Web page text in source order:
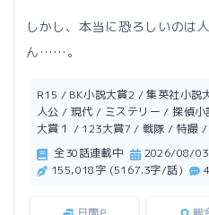
しかし、本当に恐ろしいのは
ん……。
R15 / BK小説大賞2 / 集英社小説
人公 / 現代 / ミステリー / 探偵
大賞１ / 123大賞7 / 戦隊 / 特撮 /
全30話連載中
2026/08/
155,018字 (5167.3字/話)